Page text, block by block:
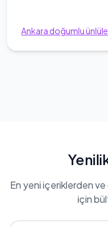
Ankara doğumlu
En yeni içeriklerden
için